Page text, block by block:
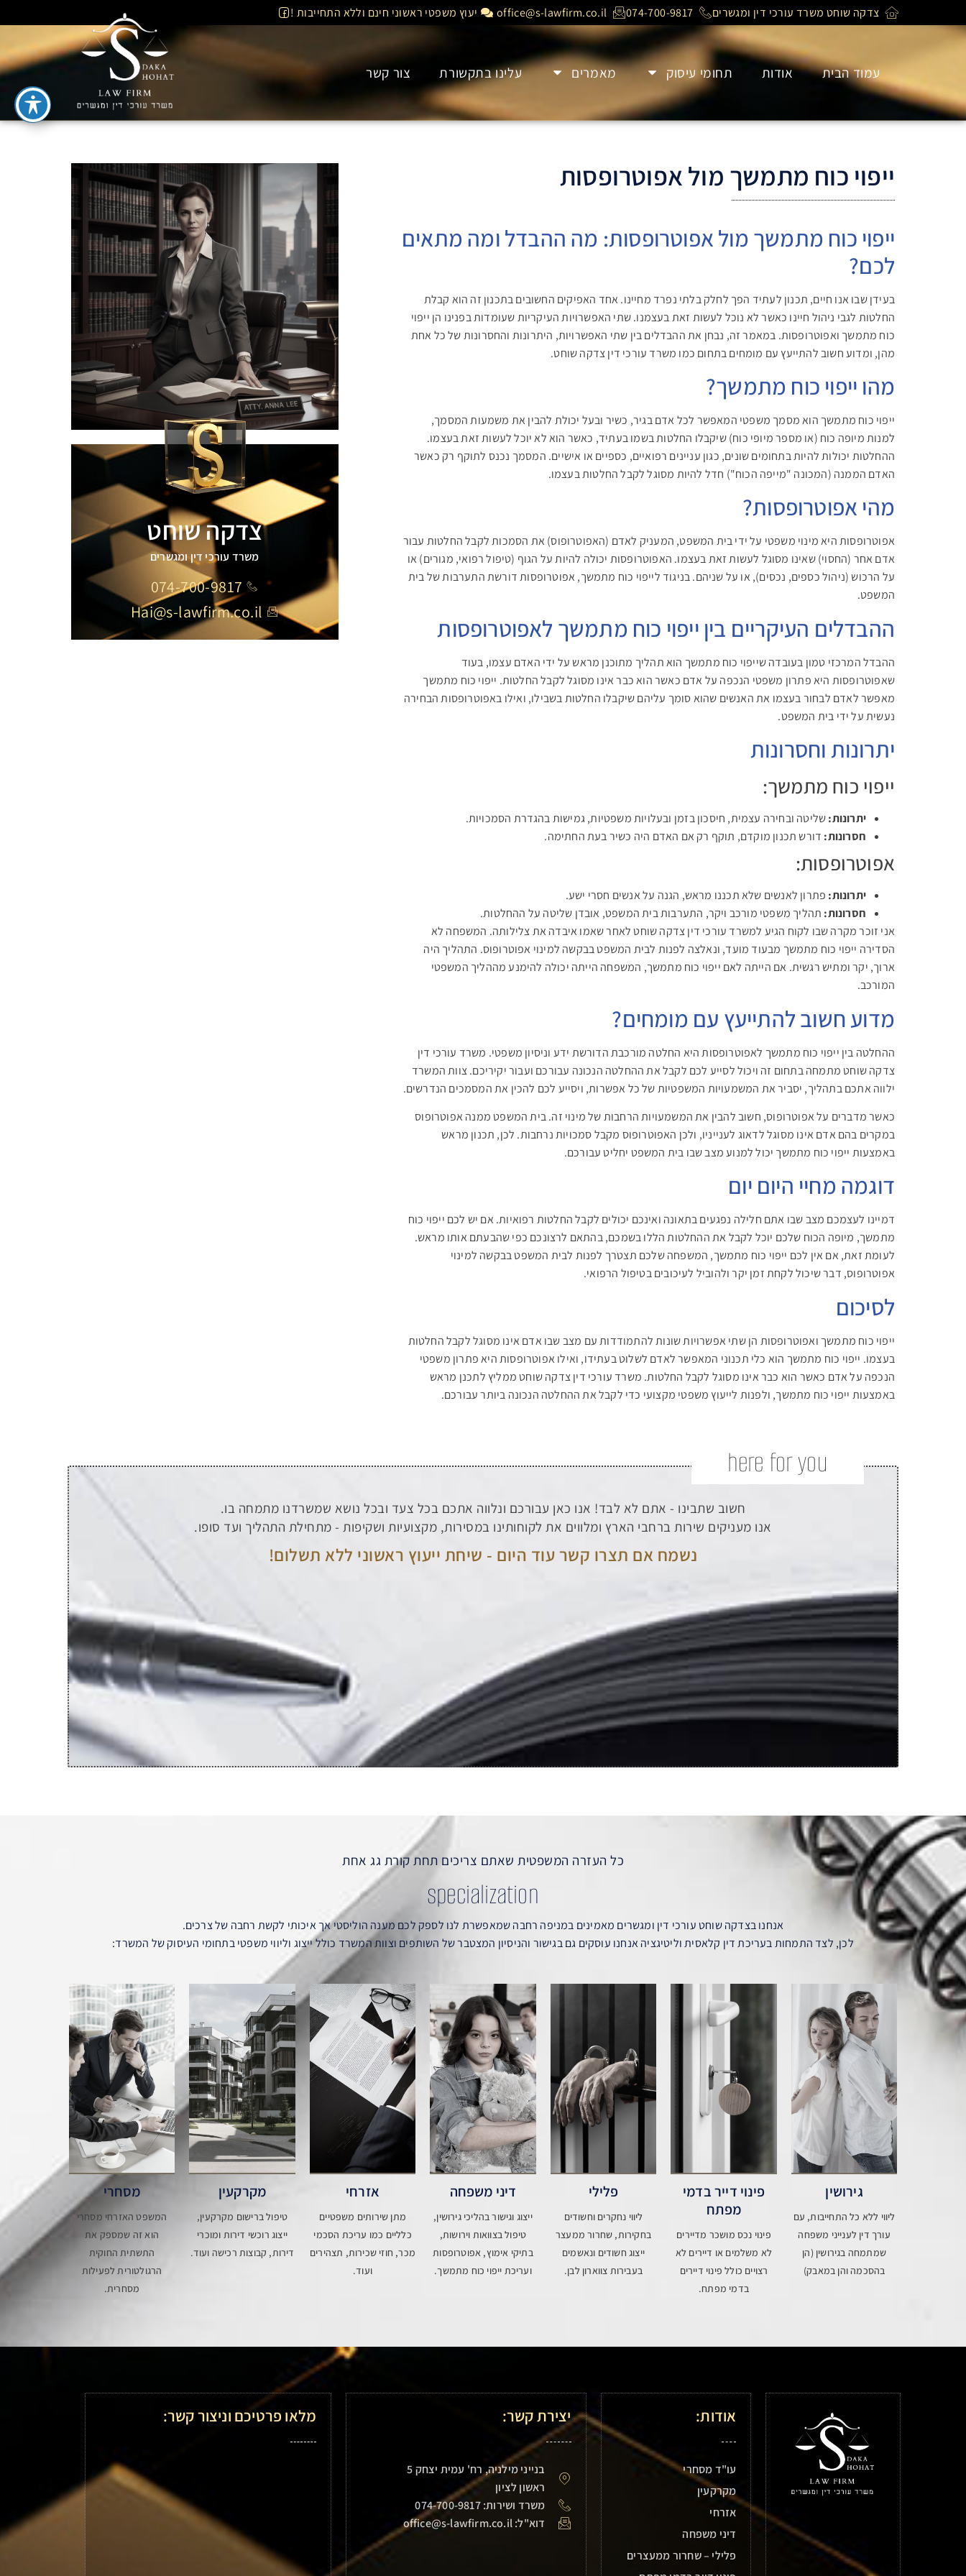
צדקה שוחט משרד עורכי דין ומגשרים 074-700-9817
office@s-lawfirm.co.il יעוץ משפטי ראשוני חינם וללא התחייבות !
עמוד הבית אודות תחומי עיסוק מאמרים עלינו בתקשורת צור קשר
ייפוי כוח מתמשך מול אפוטרופסות
ייפוי כוח מתמשך מול אפוטרופסות: מה ההבדל ומה מתאים
לכם?
בעידן שבו אנו חיים, תכנון לעתיד הפך לחלק בלתי נפרד מחיינו. אחד האפיקים החשובים בתכנון זה הוא קבלת
החלטות לגבי ניהול חיינו כאשר לא נוכל לעשות זאת בעצמנו. שתי האפשרויות העיקריות שעומדות בפנינו הן ייפוי
כוח מתמשך ואפוטרופסות. במאמר זה, נבחן את ההבדלים בין שתי האפשרויות, היתרונות והחסרונות של כל אחת
מהן, ומדוע חשוב להתייעץ עם מומחים בתחום כמו משרד עורכי דין צדקה שוחט.
מהו ייפוי כוח מתמשך?
ייפוי כוח מתמשך הוא מסמך משפטי המאפשר לכל אדם בגיר, כשיר ובעל יכולת להבין את משמעות המסמך,
למנות מיופה כוח (או מספר מיופי כוח) שיקבלו החלטות בשמו בעתיד, כאשר הוא לא יוכל לעשות זאת בעצמו.
ההחלטות יכולות להיות בתחומים שונים, כגון עניינים רפואיים, כספיים או אישיים. המסמך נכנס לתוקף רק כאשר
האדם הממנה (המכונה "מייפה הכוח") חדל להיות מסוגל לקבל החלטות בעצמו.
מהי אפוטרופסות?
אפוטרופסות היא מינוי משפטי על ידי בית המשפט, המעניק לאדם (האפוטרופוס) את הסמכות לקבל החלטות עבור
אדם אחר (החסוי) שאינו מסוגל לעשות זאת בעצמו. האפוטרופסות יכולה להיות על הגוף (טיפול רפואי, מגורים) או
על הרכוש (ניהול כספים, נכסים), או על שניהם. בניגוד לייפוי כוח מתמשך, אפוטרופסות דורשת התערבות של בית
המשפט.
ההבדלים העיקריים בין ייפוי כוח מתמשך לאפוטרופסות
ההבדל המרכזי טמון בעובדה שייפוי כוח מתמשך הוא תהליך מתוכנן מראש על ידי האדם עצמו, בעוד
שאפוטרופסות היא פתרון משפטי הנכפה על אדם כאשר הוא כבר אינו מסוגל לקבל החלטות. ייפוי כוח מתמשך
מאפשר לאדם לבחור בעצמו את האנשים שהוא סומך עליהם שיקבלו החלטות בשבילו, ואילו באפוטרופסות הבחירה
נעשית על ידי בית המשפט.
יתרונות וחסרונות
ייפוי כוח מתמשך:
יתרונות:שליטה ובחירה עצמית, חיסכון בזמן ובעלויות משפטיות, גמישות בהגדרת הסמכויות.
חסרונות: דורש תכנון מוקדם, תוקף רק אם האדם היה כשיר בעת החתימה.
אפוטרופסות:
יתרונות: פתרון לאנשים שלא תכננו מראש, הגנה על אנשים חסרי ישע.
חסרונות: תהליך משפטי מורכב ויקר, התערבות בית המשפט, אובדן שליטה על ההחלטות.
אני זוכר מקרה שבו לקוח הגיע למשרד עורכי דין צדקה שוחט לאחר שאמו איבדה את צלילותה. המשפחה לא
הסדירה ייפוי כוח מתמשך מבעוד מועד, ונאלצה לפנות לבית המשפט בבקשה למינוי אפוטרופוס. התהליך היה
ארוך, יקר ומתיש רגשית. אם הייתה לאם ייפוי כוח מתמשך, המשפחה הייתה יכולה להימנע מההליך המשפטי
המורכב.
מדוע חשוב להתייעץ עם מומחים?
ההחלטה בין ייפוי כוח מתמשך לאפוטרופסות היא החלטה מורכבת הדורשת ידע וניסיון משפטי. משרד עורכי דין
צדקה שוחט מתמחה בתחום זה ויכול לסייע לכם לקבל את ההחלטה הנכונה עבורכם ועבור יקיריכם. צוות המשרד
ילווה אתכם בתהליך, יסביר את המשמעויות המשפטיות של כל אפשרות, ויסייע לכם להכין את המסמכים הנדרשים.
כאשר מדברים על אפוטרופוס, חשוב להבין את המשמעויות הרחבות של מינוי זה. בית המשפט ממנה אפוטרופוס
במקרים בהם אדם אינו מסוגל לדאוג לענייניו, ולכן האפוטרופוס מקבל סמכויות נרחבות. לכן, תכנון מראש
באמצעות ייפוי כוח מתמשך יכול למנוע מצב שבו בית המשפט יחליט עבורכם.
דוגמה מחיי היום יום
דמיינו לעצמכם מצב שבו אתם חלילה נפגעים בתאונה ואינכם יכולים לקבל החלטות רפואיות. אם יש לכם ייפוי כוח
מתמשך, מיופה הכוח שלכם יוכל לקבל את ההחלטות הללו בשמכם, בהתאם לרצונכם כפי שהבעתם אותו מראש.
לעומת זאת, אם אין לכם ייפוי כוח מתמשך, המשפחה שלכם תצטרך לפנות לבית המשפט בבקשה למינוי
אפוטרופוס, דבר שיכול לקחת זמן יקר ולהוביל לעיכובים בטיפול הרפואי.
לסיכום
ייפוי כוח מתמשך ואפוטרופסות הן שתי אפשרויות שונות להתמודדות עם מצב שבו אדם אינו מסוגל לקבל החלטות
בעצמו. ייפוי כוח מתמשך הוא כלי תכנוני המאפשר לאדם לשלוט בעתידו, ואילו אפוטרופסות היא פתרון משפטי
הנכפה על אדם כאשר הוא כבר אינו מסוגל לקבל החלטות. משרד עורכי דין צדקה שוחט ממליץ לתכנן מראש
באמצעות ייפוי כוח מתמשך, ולפנות לייעוץ משפטי מקצועי כדי לקבל את ההחלטה הנכונה ביותר עבורכם.
צדקה שוחט
משרד עורכי דין ומגשרים
074-700-9817
Hai@s-lawfirm.co.il
here for you
חשוב שתבינו - אתם לא לבד! אנו כאן עבורכם ונלווה אתכם בכל צעד ובכל נושא שמשרדנו מתמחה בו.
אנו מעניקים שירות ברחבי הארץ ומלווים את לקוחותינו במסירות, מקצועיות ושקיפות - מתחילת התהליך ועד סופו.
נשמח אם תצרו קשר עוד היום - שיחת ייעוץ ראשוני ללא תשלום!
כל העזרה המשפטית שאתם צריכים תחת קורת גג אחת
specialization
אנחנו בצדקה שוחט עורכי דין ומגשרים מאמינים במניפה רחבה שמאפשרת לנו לספק לכם מענה הוליסטי אך איכותי לקשת רחבה של צרכים.
לכן, לצד התמחות בעריכת דין קלאסית וליטיגציה אנחנו עוסקים גם בגישור והניסיון המצטבר של השותפים וצוות המשרד כולל ייצוג וליווי משפטי בתחומי העיסוק של המשרד:
גירושין
ליווי ללא כל התחייבות, עם
עורך דין לענייני משפחה
שמתמחה בגירושין (הן
בהסכמה והן במאבק)
פינוי דייר בדמי
מפתח
פינוי נכס מושכר מדיירים
לא משלמים או דיירים לא
רצויים כולל פינוי דיירים
בדמי מפתח.
פלילי
ליווי נחקרים וחשודים
בחקירות, שחרור ממעצר
ייצוג חשודים ונאשמים
בעבירות צווארון לבן.
דיני משפחה
ייצוג וגישור בהליכי גירושין,
טיפול בצוואות וירושות,
בתיקי אימוץ, אפוטרופסות
ועריכת ייפוי כוח מתמשך.
אזרחי
מתן שירותים משפטיים
כלליים כמו עריכת הסכמי
מכר, חוזי שכירות, תצהירים
ועוד.
מקרקעין
טיפול ברישום מקרקעין,
ייצוג רוכשי דירות ומוכרי
דירות, קבוצות רכישה ועוד.
מסחרי
המשפט האזרחי מסחרי
הוא זה שמספק את
התשתית החוקית
הרגולטורית לפעילות
מסחרית.
אודות:
עו"ד מסחרי
מקרקעין
אזרחי
דיני משפחה
פלילי – שחרור ממעצרים
יצירת קשר:
בנייני מילניה, רח' עמית יצחק 5
ראשון לציון
משרד ושירות: 074-700-9817
דוא"ל: office@s-lawfirm.co.il
מלאו פרטיכם וניצור קשר: